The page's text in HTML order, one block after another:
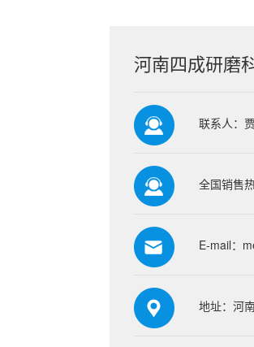
河南四成研磨
联系人：
全国销售
E-mail：
地址：河